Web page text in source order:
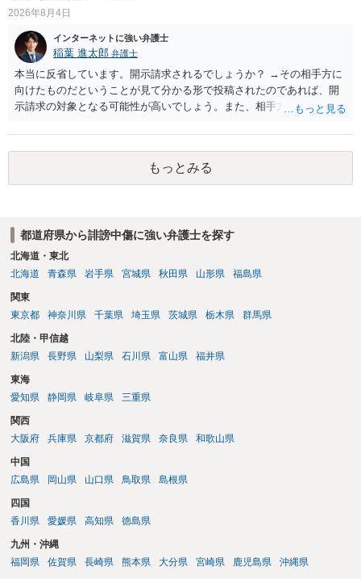
2026年8月4日
インターネットに強い弁護士
稲葉 進太郎 弁護士
本当に反省しています。開示請求されるでしょうか？ →その相手方に
向けたものだということが見て分かる形で投稿されたのであれば、開
示請求の対象となる可能性が高いでしょう。また、相手方の投稿した
と存じます。発信者情報開示請求が進むと、投稿に使った回線の契約
者のところに、意見照会がなされます。アカウント情報開示の場合
は、アカウントの登録メールに意見照会がなされます。 また、された
場合賠償金はいくらでしょうか。 →ケースバイケースであり、数万円
もっとみる
都道府県から誹謗中傷に強い弁護士を探す
北海道・東北
北海道
青森県 岩手県 宮城県 秋田県 山形県 福島県
関東
東京都
神奈川県 千葉県 埼玉県 茨城県 栃木県 群馬県
北陸・甲信越
新潟県
長野県 山梨県 石川県 富山県 福井県
東海
愛知県
静岡県 岐阜県 三重県
関西
大阪府
兵庫県 京都府 滋賀県 奈良県 和歌山県
中国
広島県
岡山県 山口県 鳥取県 島根県
四国
香川県
愛媛県 高知県 徳島県
九州・沖縄
福岡県
佐賀県 長崎県 熊本県 大分県 宮崎県 鹿児島県 沖縄県